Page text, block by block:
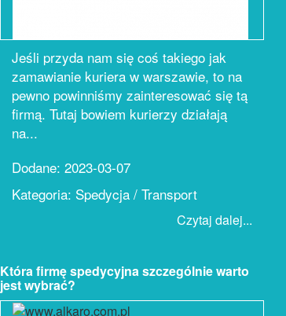
Jeśli przyda nam się coś takiego jak
zamawianie kuriera w warszawie, to na
pewno powinniśmy zainteresować się tą
firmą. Tutaj bowiem kurierzy działają
na...
Dodane: 2023-03-07
Kategoria: Spedycja / Transport
Czytaj dalej...
Która firmę spedycyjna szczególnie warto
jest wybrać?